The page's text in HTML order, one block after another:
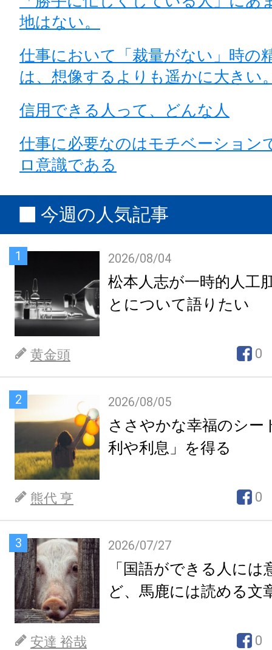
地はない。
仕事において「裁量がない」時の
は、想像するよりも遥かに大きい
信用できる人って、どんな人
仕事に必要なのはモチベーション
ロ意識である
今週の人気記事
1 2026/08/04
松本人志が一時的人工
とについて語りたい
黄金頭 0
2 2026/08/05
ささやかな幸福のシー
利や利息」を得る
熊代 亨 0
3 2026/07/27
「国語ができる人には
ど、馬鹿には読める文
安達 裕哉 0